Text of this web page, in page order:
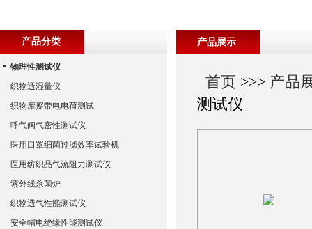
产品展示
首页 >>> 产品
测试仪
产品分类
物理性测试仪
织物透湿量仪
织物摩擦带电电荷测试
呼气阀气密性测试仪
医用口罩细菌过滤效率试验机
医用纺织品气流阻力测试仪
紫外线杀菌炉
织物透气性能测试仪
安全帽电绝缘性能测试仪